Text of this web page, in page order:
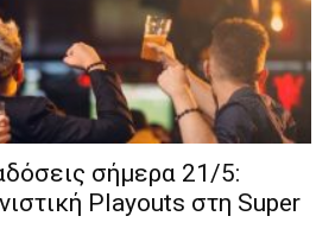
σήμερα 21/5:
Playouts στη Super